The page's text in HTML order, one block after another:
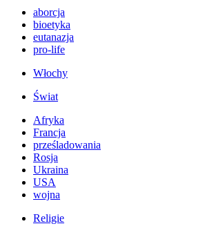
aborcja
bioetyka
eutanazja
pro-life
Włochy
Świat
Afryka
Francja
prześladowania
Rosja
Ukraina
USA
wojna
Religie